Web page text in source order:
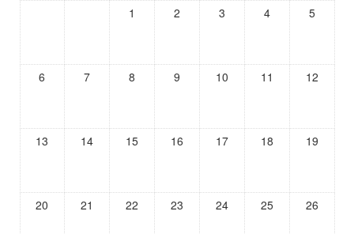
1
2 3 4 5
6 7 8 9 10 11 12
13 14 15 16 17 18 19
20 21 22 23 24 25 26